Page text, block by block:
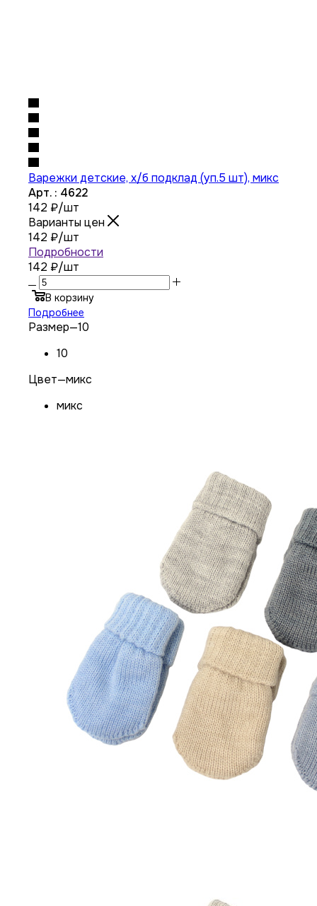
Варежки детские, х/б подклад (уп.5 шт), микс
Арт. : 4622
142 ₽/шт
Варианты цен
142 ₽/шт
Подробности
142 ₽/шт
В корзину
Подробнее
Размер—10
10
Цвет—микс
микс